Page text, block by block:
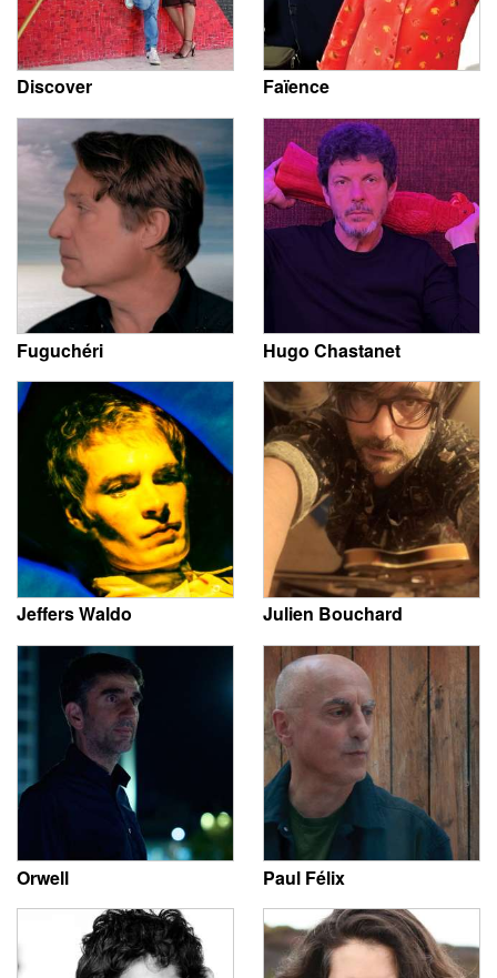
Discover Faïence
Fuguchéri Hugo Chastanet
Jeffers Waldo Julien Bouchard
Orwell Paul Félix